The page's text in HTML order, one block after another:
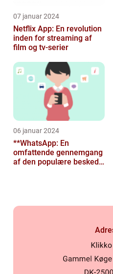
07 januar 2024
Netflix App: En revolution
inden for streaming af
film og tv-serier
06 januar 2024
**WhatsApp: En
omfattende gennemgang
af den populære besked-